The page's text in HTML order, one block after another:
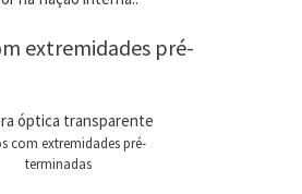
extremidades pré-
com extremidades pré-
terminadas